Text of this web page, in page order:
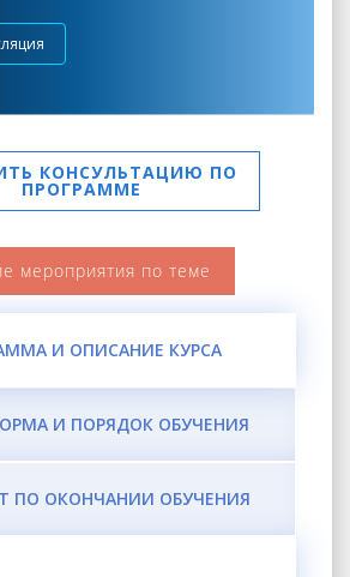
КОНСУЛЬТАЦИЮ ПО
ПРОГРАММЕ
мероприятия по теме
И ОПИСАНИЕ КУРСА
И ПОРЯДОК ОБУЧЕНИЯ
ПО ОКОНЧАНИИ ОБУЧЕНИЯ